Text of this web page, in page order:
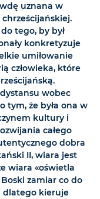
uznana w
tego, by był
konkretyzuje
umiłowanie
człowieka, które
wobec
tym, że była ona w
kultury i
całego
dobra
II, wiara jest
wiara «oświetla
zamiar co do
dlatego kieruje